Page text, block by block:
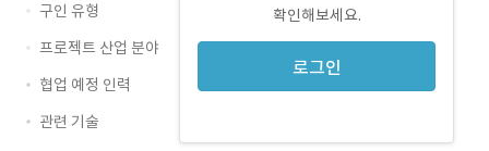
확인해보세요.
로그인
구인 유형
프로젝트 산업 분야
협업 예정 인력
관련 기술